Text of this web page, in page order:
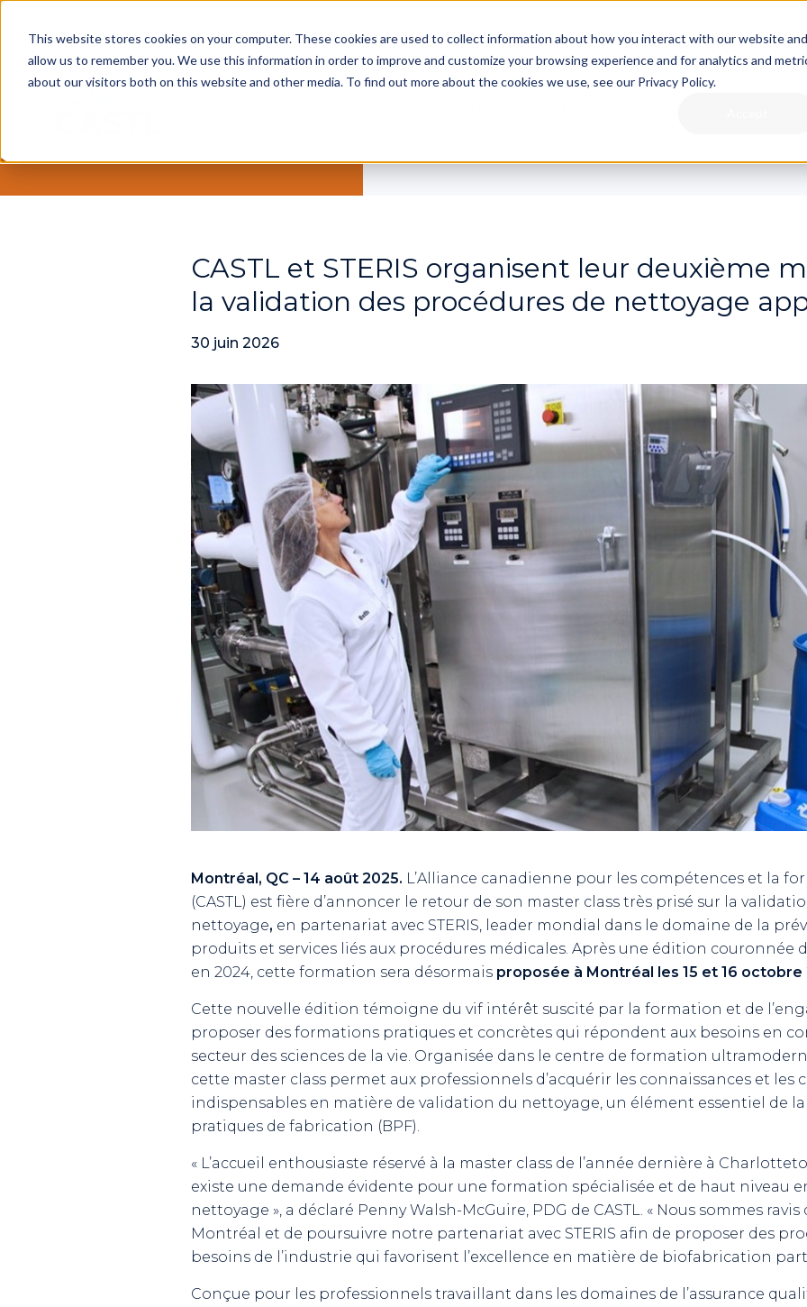
This website stores cookies on your computer. These cookies are used to collect information about how you interact with our website and
allow us to remember you. We use this information in order to improve and customize your browsing experience and for analytics and
about our visitors both on this website and other media. To find out more about the cookies we use, see our Privacy Policy.
CASTL et STERIS organisent leur deuxième
la validation des procédures de nettoyage
30 juin 2026
Montréal, QC – 14 août 2025. L’Alliance canadienne pour les compétences et la
(CASTL) est fière d’annoncer le retour de son master class très prisé sur la
nettoyage, en partenariat avec STERIS, leader mondial dans le domaine de la
produits et services liés aux procédures médicales. Après une édition couronnée
en 2024, cette formation sera désormais proposée à Montréal les 15 et 16 octobre
Cette nouvelle édition témoigne du vif intérêt suscité par la formation et de
proposer des formations pratiques et concrètes qui répondent aux besoins en
secteur des sciences de la vie. Organisée dans le centre de formation
cette master class permet aux professionnels d’acquérir les connaissances et les
indispensables en matière de validation du nettoyage, un élément essentiel de
pratiques de fabrication (BPF).
« L’accueil enthousiaste réservé à la master class de l’année dernière à
existe une demande évidente pour une formation spécialisée et de haut niveau
nettoyage », a déclaré Penny Walsh-McGuire, PDG de CASTL. « Nous sommes
Montréal et de poursuivre notre partenariat avec STERIS afin de proposer des
besoins de l’industrie qui favorisent l’excellence en matière de biofabrication
Conçue pour les professionnels travaillant dans les domaines de l’assurance